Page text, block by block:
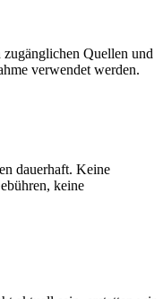
Quellen und
verwendet werden.
dauerhaft. Keine
keine